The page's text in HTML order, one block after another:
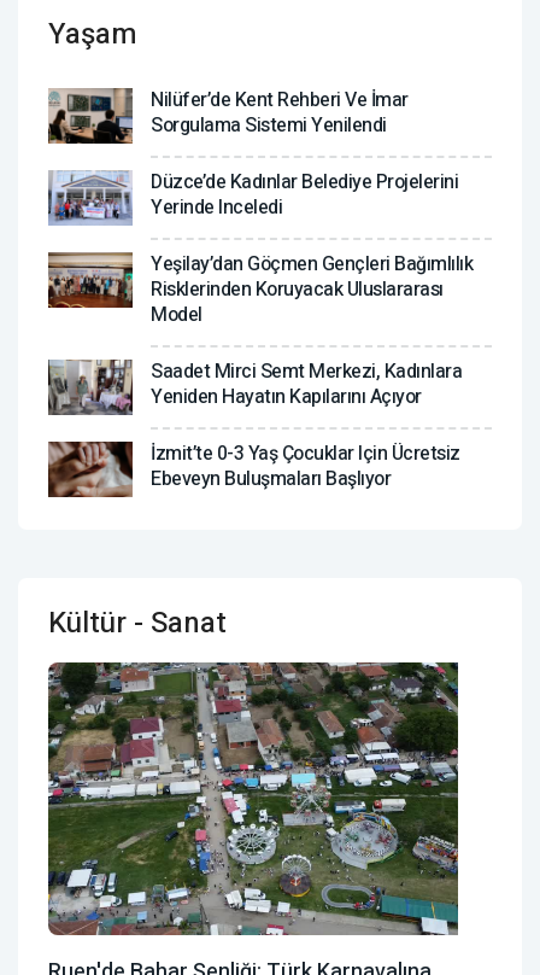
Yaşam
Nilüfer’de Kent Rehberi Ve İmar
Sorgulama Sistemi Yenilendi
Düzce’de Kadınlar Belediye Projelerini
Yerinde Inceledi
Yeşilay’dan Göçmen Gençleri Bağımlılık
Risklerinden Koruyacak Uluslararası
Model
Saadet Mirci Semt Merkezi, Kadınlara
Yeniden Hayatın Kapılarını Açıyor
İzmit’te 0-3 Yaş Çocuklar Için Ücretsiz
Ebeveyn Buluşmaları Başlıyor
Kültür - Sanat